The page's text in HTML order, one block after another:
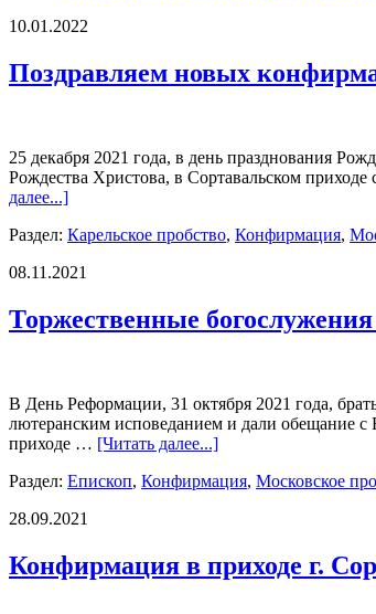
10.01.2022
Поздравляем новых
25 декабря 2021 года, в день празднования
Рождества Христова, в Сортавальском
далее...]
Раздел: Карельское пробство, Конфирмация,
08.11.2021
Торжественные
В День Реформации, 31 октября 2021 года,
лютеранским исповеданием и дали обещание
приходе … [Читать далее...]
Раздел: Епископ, Конфирмация, Московское
28.09.2021
Конфирмация в приходе г.